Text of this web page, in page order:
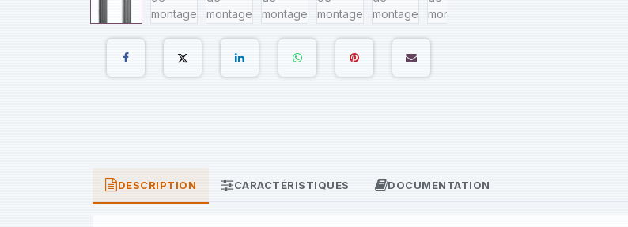
DESCRIPTION CARACTÉRISTIQUES DOCUMENTATION